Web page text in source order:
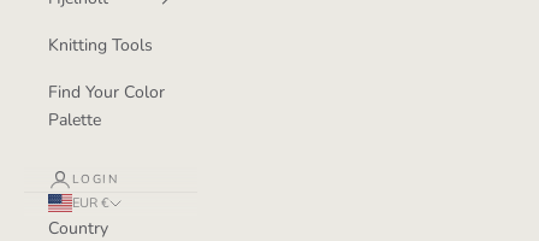
Knitting Tools
Find Your Color
Palette
LOGIN
EUR €
Country